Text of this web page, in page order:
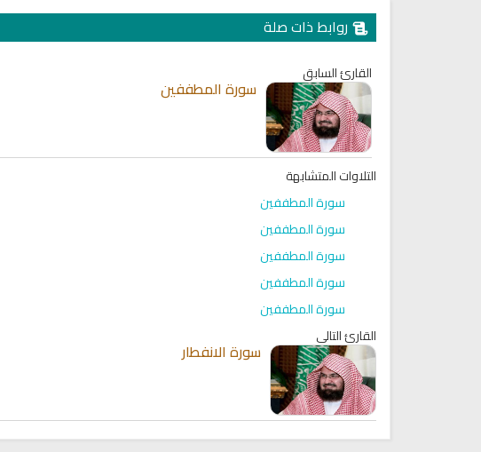
روابط ذات صلة
القارئ السابق
سورة المطففين
التلاوات المتشابهة
سورة المطففين
سورة المطففين
سورة المطففين
سورة المطففين
سورة المطففين
القارئ التالي
سورة الانفطار